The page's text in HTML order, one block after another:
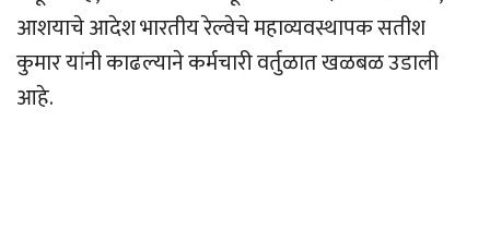
आशयाचे आदेश भारतीय रेल्वेचे महाव्यवस्थापक सतीश
कुमार यांनी काढल्याने कर्मचारी वर्तुळात खळबळ उडाली
आहे.